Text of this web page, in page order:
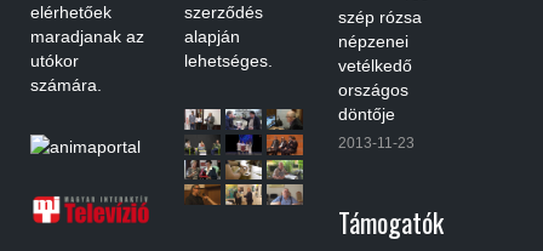
elérhetőek
maradjanak az
utókor
számára.
szerződés
alapján
lehetséges.
szép rózsa
népzenei
vetélkedő
országos
döntője
2013-11-23
Támogatók